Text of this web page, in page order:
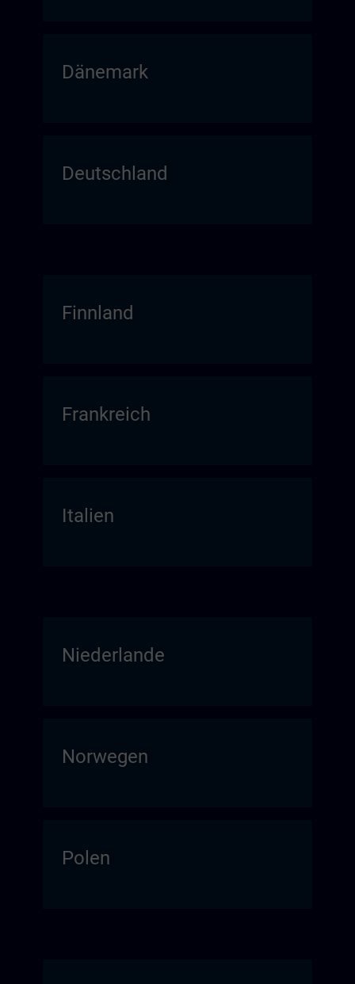
Dänemark
Deutschland
Finnland
Frankreich
Italien
Niederlande
Norwegen
Polen